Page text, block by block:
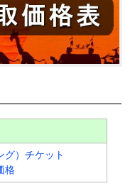
グ）チケット
格